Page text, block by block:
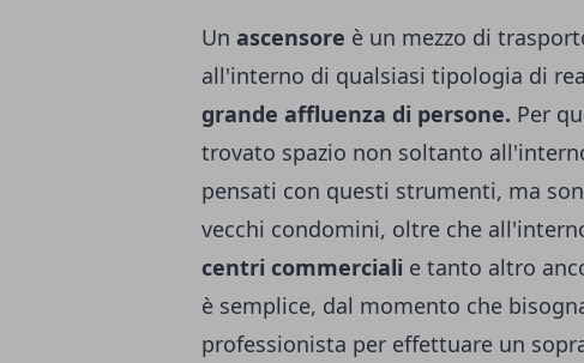
Un ascensore è un mezzo di
all'interno di qualsiasi tipologia di
grande affluenza di persone. Per
trovato spazio non soltanto
pensati con questi strumenti, ma
vecchi condomini, oltre che
centri commerciali e tanto altro
è semplice, dal momento che
professionista per effettuare un